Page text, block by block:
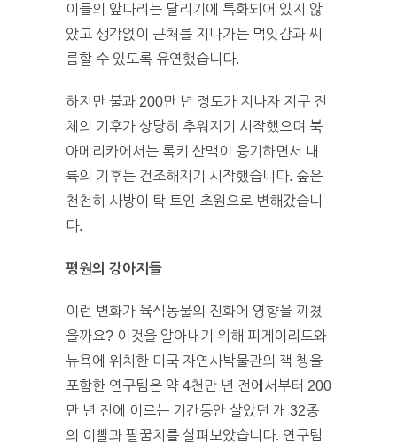
이들의 앞다리는 달리기에 특화되어 있지 않
았고 생각없이 근처를 지나가는 먹잇감과 씨
름할 수 있도록 유연했습니다.
하지만 불과 200만 년 정도가 지나자 지구 전
체의 기후가 상당히 추워지기 시작했으며 북
아메리카에서는 록키 산맥이 융기하면서 내
륙의 기후는 건조해지기 시작했습니다. 숲은
천천히 사방이 탁 트인 초원으로 변해갔습니
다.
평원의 강아지들
이런 변화가 육식동물의 진화에 영향을 끼쳤
을까요? 이것을 알아내기 위해 피게이리도와
뉴욕에 위치한 미국 자연사박물관의 잭 쳉을
포함한 연구팀은 약 4천만 년 전에서부터 200
만 년 전에 이르는 기간동안 살았던 개 32종
의 이빨과 팔꿈치를 살펴보았습니다. 연구팀